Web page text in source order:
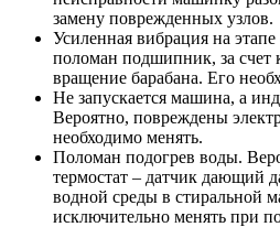
замену поврежденных узлов.
Усиленная вибрация на
поломан подшипник, за счет
вращение барабана. Его
Не запускается машина, а
Вероятно, повреждены
необходимо менять.
Поломан подогрев воды.
термостат – датчик дающий
водной среды в стиральной
исключительно менять при